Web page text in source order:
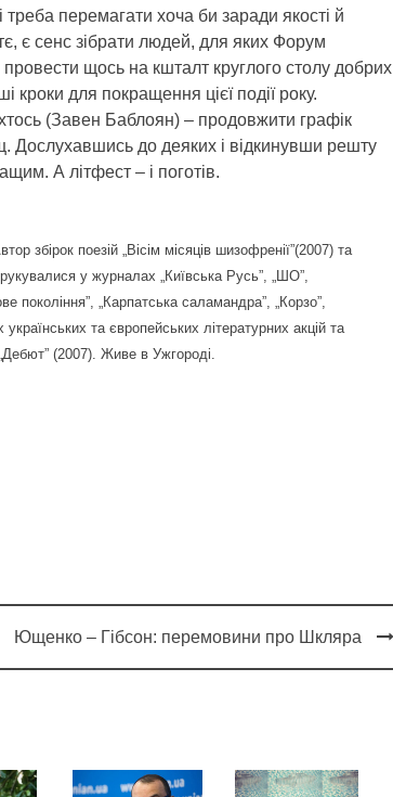
треба перемагати хоча би заради якості й
є сенс зібрати людей, для яких Форум
щось на кшталт круглого столу добрих
кроки для покращення цієї події року.
(Завен Баблоян) – продовжити графік
Дослухавшись до деяких і відкинувши решту
А літфест – і поготів.
збірок поезій „Вісім місяців шизофренії”(2007) та
у журналах „Київська Русь”, „ШО”,
покоління”, „Карпатська саламандра”, „Корзо”,
та європейських літературних акцій та
(2007). Живе в Ужгороді.
Ющенко – Гібсон: перемовини про Шкляра